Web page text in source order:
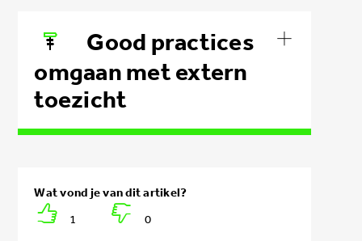
Good practices
omgaan met extern
toezicht
1 0